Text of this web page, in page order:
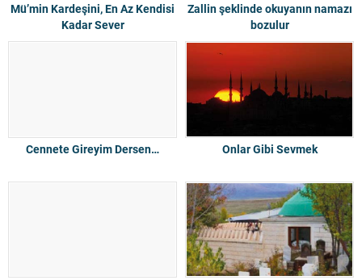
Mü’min Kardeşini, En Az Kendisi
Kadar Sever
Zallin şeklinde okuyanın namazı
bozulur
Cennete Gireyim Dersen… Onlar Gibi Sevmek